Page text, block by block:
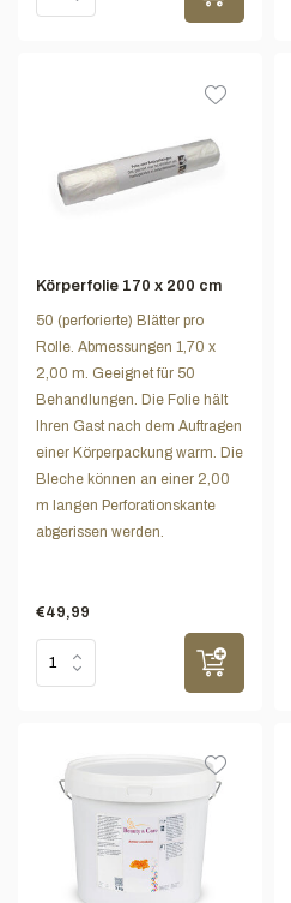
Körperfolie 170 x 200 cm
50 (perforierte) Blätter pro
Rolle. Abmessungen 1,70 x
2,00 m. Geeignet für 50
Behandlungen. Die Folie hält
Ihren Gast nach dem Auftragen
einer Körperpackung warm. Die
Bleche können an einer 2,00
m langen Perforationskante
abgerissen werden.
€49,99